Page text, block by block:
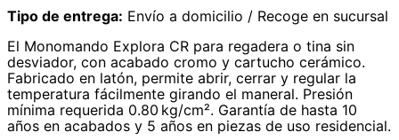
Tipo de entrega: Envío a domicilio / Recoge en sucursal
El Monomando Explora CR para regadera o tina sin
desviador, con acabado cromo y cartucho cerámico.
Fabricado en latón, permite abrir, cerrar y regular la
temperatura fácilmente girando el maneral. Presión
mínima requerida 0.80 kg/cm². Garantía de hasta 10
años en acabados y 5 años en piezas de uso residencial.